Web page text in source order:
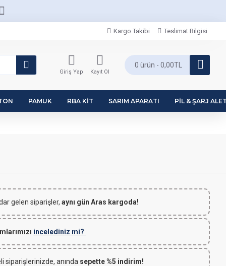
Kargo Takibi Teslimat Bilgisi
Giriş Yap Kayıt Ol
0 ürün - 0,00TL
PAMUK RBA KIT SARIM APARATI PIL & ŞARJ
gelen siparişler, aynı gün Aras kargoda!
incelediniz mi?
siparişlerinizde, anında sepette %5 indirim!